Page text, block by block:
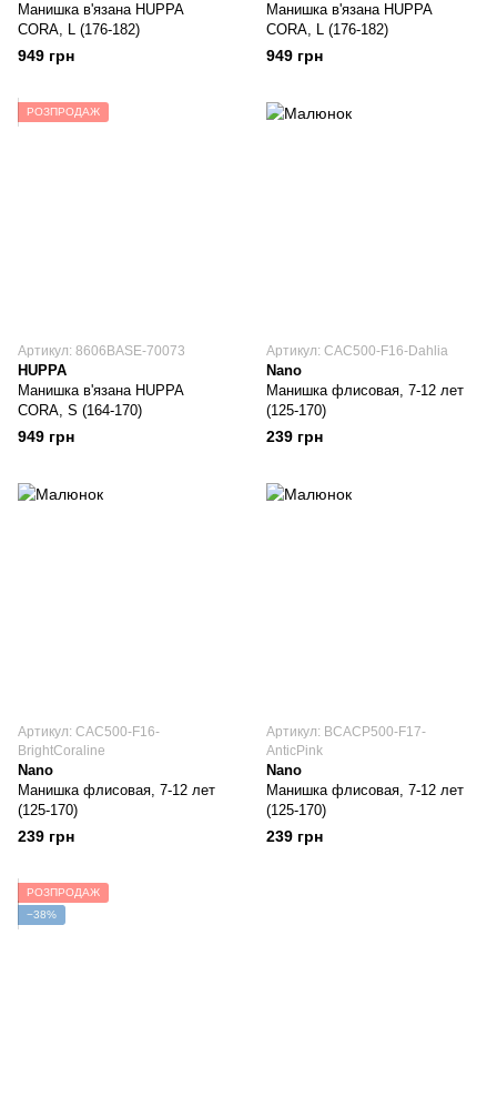
Манишка в'язана HUPPA
CORA, L (176-182)
949 грн
Манишка в'язана HUPPA
CORA, L (176-182)
949 грн
РОЗПРОДАЖ
Артикул: 8606BASE-70073
HUPPA
Манишка в'язана HUPPA
CORA, S (164-170)
949 грн
Артикул: CAC500-F16-Dahlia
Nano
Манишка флисовая, 7-12 лет
(125-170)
239 грн
Артикул: CAC500-F16-
BrightCoraline
Nano
Манишка флисовая, 7-12 лет
(125-170)
239 грн
Артикул: BCACP500-F17-
AnticPink
Nano
Манишка флисовая, 7-12 лет
(125-170)
239 грн
РОЗПРОДАЖ
−38%